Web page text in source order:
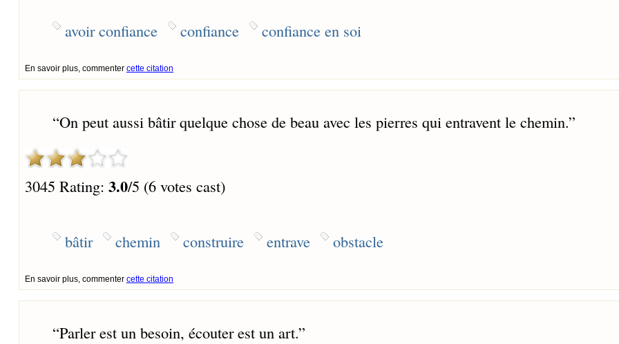
avoir confiance confiance confiance en soi
En savoir plus, commenter cette citation
“On peut aussi bâtir quelque chose de beau avec les pierres qui entravent le chemin.”
3045 Rating: 3.0/5 (6 votes cast)
bâtir chemin construire entrave obstacle
En savoir plus, commenter cette citation
“Parler est un besoin, écouter est un art.”